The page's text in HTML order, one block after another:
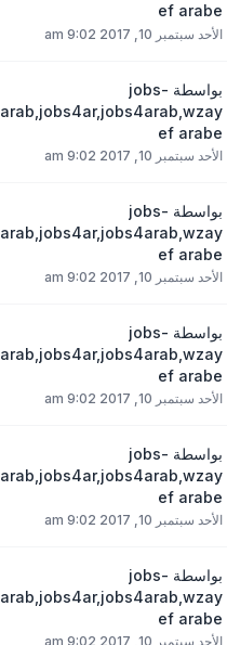
ef arabe
الأحد سبتمبر 10, 2017 9:02 am
بواسطة jobs-
arab,jobs4ar,jobs4arab,wzay
ef arabe
الأحد سبتمبر 10, 2017 9:02 am
بواسطة jobs-
arab,jobs4ar,jobs4arab,wzay
ef arabe
الأحد سبتمبر 10, 2017 9:02 am
بواسطة jobs-
arab,jobs4ar,jobs4arab,wzay
ef arabe
الأحد سبتمبر 10, 2017 9:02 am
بواسطة jobs-
arab,jobs4ar,jobs4arab,wzay
ef arabe
الأحد سبتمبر 10, 2017 9:02 am
بواسطة jobs-
arab,jobs4ar,jobs4arab,wzay
ef arabe
الأحد سبتمبر 10, 2017 9:02 am